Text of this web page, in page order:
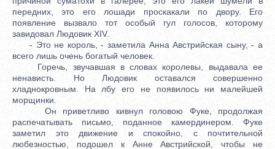
передних, это его лошади проскакали по двору. Его
появление вызвало тот особый гул голосов, которому
завидовал Людовик XIV.
- Это не король, - заметила Анна Австрийская сыну, - а
всего лишь очень богатый человек.
Горечь, звучавшая в словах королевы, выдавала ее
ненависть. Но Людовик оставался совершенно
хладнокровным. На лбу его не появилось ни малейшей
морщинки.
Он приветливо кивнул головою Фуке, продолжая
распечатывать письмо, поданное камердинером. Фуке
заметил это движение и спокойно, с почтительной
любезностью, подошел к Анне Австрийской, чтобы не